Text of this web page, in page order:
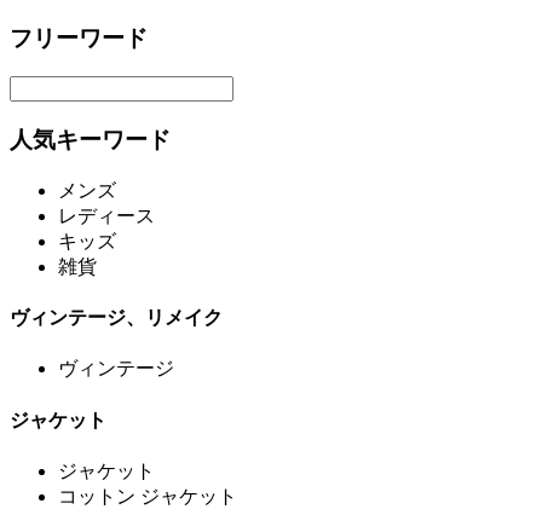
フリーワード
人気キーワード
メンズ
レディース
キッズ
雑貨
ヴィンテージ、リメイク
ヴィンテージ
ジャケット
ジャケット
コットン ジャケット